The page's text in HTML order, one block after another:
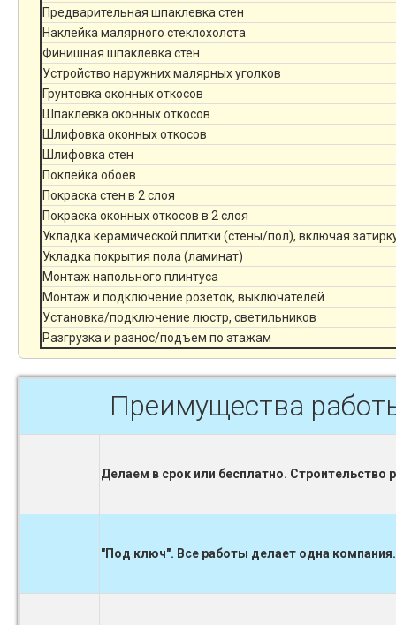
Предварительная шпаклевка стен
Наклейка малярного стеклохолста
Финишная шпаклевка стен
Устройство наружних малярных уголков
Грунтовка оконных откосов
Шпаклевка оконных откосов
Шлифовка оконных откосов
Шлифовка стен
Поклейка обоев
Покраска стен в 2 слоя
Покраска оконных откосов в 2 слоя
Укладка керамической плитки (стены/пол), включая
Укладка покрытия пола (ламинат)
Монтаж напольного плинтуса
Монтаж и подключение розеток, выключателей
Установка/подключение люстр, светильников
Разгрузка и разнос/подъем по этажам
Преимущества
Делаем в срок или бесплатно.
"Под ключ". Все работы делает одна компания.